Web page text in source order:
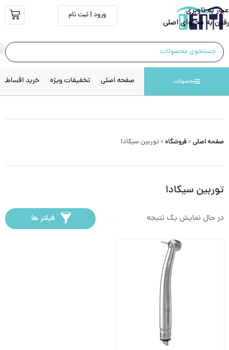
عبور به ناوبری
رفتن به محتوای اصلی
ورود | ثبت نام
محصولات صفحه اصلی تخفیفات ویژه خرید اقساطی
صفحه اصلی » فروشگاه » توربین سیکادا
توربین سیکادا
در حال نمایش یک نتیجه فیلتر ها